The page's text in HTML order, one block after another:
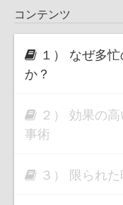
コンテンツ
１） なぜ多
か？
２） 効果の
事術
３） 限られ